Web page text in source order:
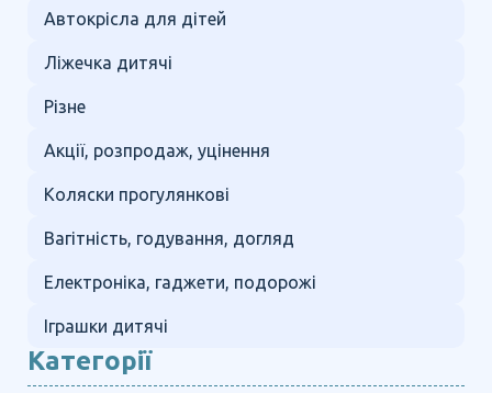
Автокрісла для дітей
Ліжечка дитячі
Різне
Акції, розпродаж, уцінення
Коляски прогулянкові
Вагітність, годування, догляд
Електроніка, гаджети, подорожі
Іграшки дитячі
Категорії